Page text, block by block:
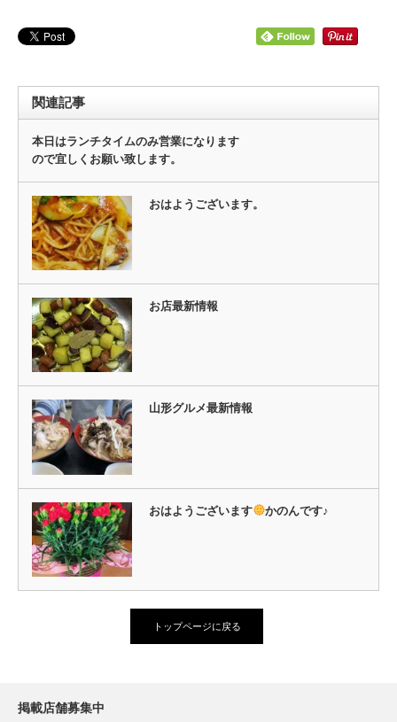
関連記事
本日はランチタイムのみ営業になります
ので宜しくお願い致します。
おはようございます。
お店最新情報
山形グルメ最新情報
おはようございます かのんです♪
トップページに戻る
掲載店舗募集中